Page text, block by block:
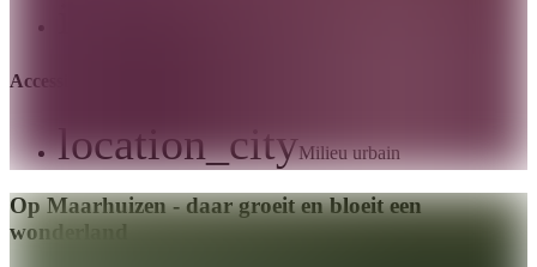
Accessibilité et emplacement
location_cityMilieu urbain
Op Maarhuizen - daar groeit en bloeit een
wonderland